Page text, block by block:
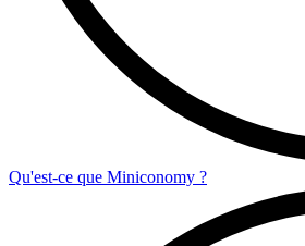
Qu'est-ce que Miniconomy ?